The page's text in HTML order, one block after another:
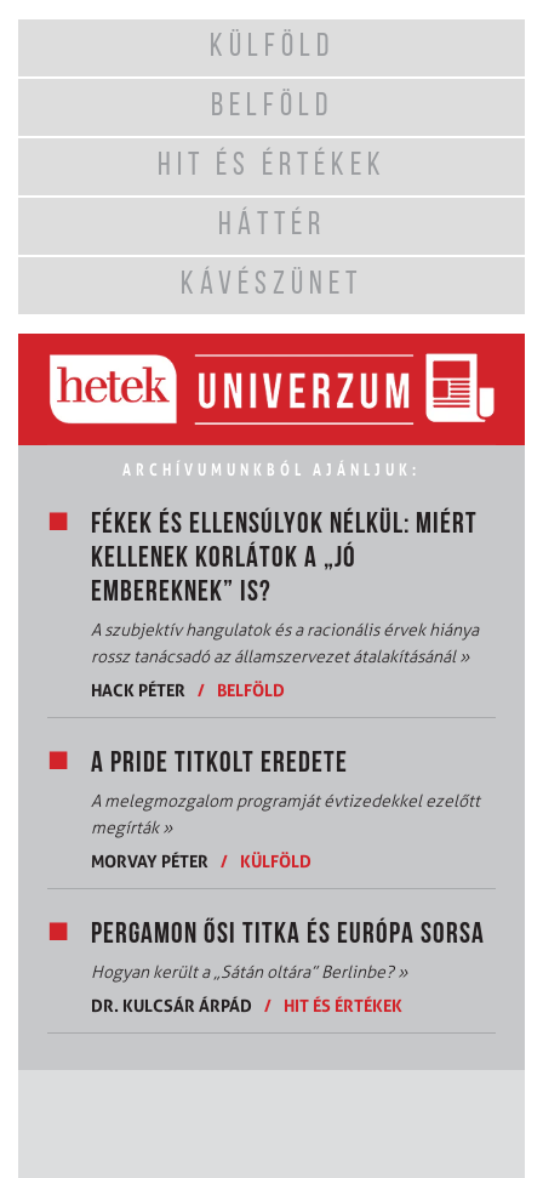
KÜLFÖLD
BELFÖLD
HIT ÉS ÉRTÉKEK
HÁTTÉR
KÁVÉSZÜNET
ARCHÍVUMUNKBÓL AJÁNLJUK:
FÉKEK ÉS ELLENSÚLYOK NÉLKÜL: MIÉRT
KELLENEK KORLÁTOK A „JÓ
EMBEREKNEK” IS?
A szubjektív hangulatok és a racionális érvek hiánya
rossz tanácsadó az államszervezet átalakításánál»
HACK PÉTER
/ BELFÖLD
A PRIDE TITKOLT EREDETE
A melegmozgalom programját évtizedekkel ezelőtt
megírták»
MORVAY PÉTER
/ KÜLFÖLD
PERGAMON ŐSI TITKA ÉS EURÓPA SORSA
Hogyan került a „Sátán oltára” Berlinbe?»
DR. KULCSÁR ÁRPÁD
/ HIT ÉS ÉRTÉKEK